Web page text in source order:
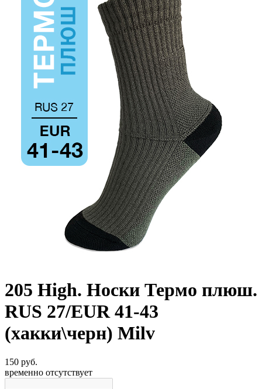
205 High. Носки Термо плюш.
RUS 27/EUR 41-43
(хакки\черн) Milv
150 руб.
временно отсутствует